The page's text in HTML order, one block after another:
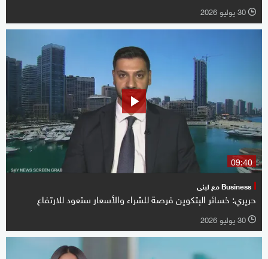
l 30 يوليو 2026
09:40
Business مع لبنى
حريري: خسائر البتكوين فرصة للشراء والأسعار ستعود للارتفاع
l 30 يوليو 2026